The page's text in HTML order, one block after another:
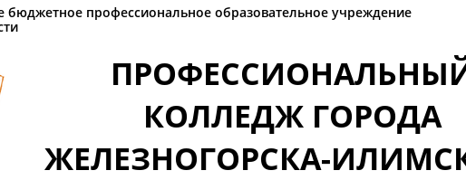
бюджетное профессиональное образовательное учреждение
КОЛЛЕДЖ ГОРОДА
ЖЕЛЕЗНОГОРСКА-